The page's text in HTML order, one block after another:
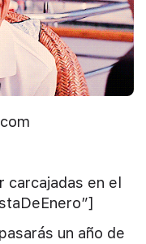
carcajadas en el
un año de